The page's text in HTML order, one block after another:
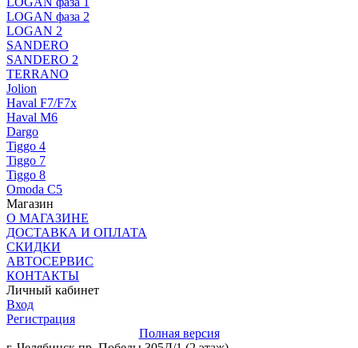
LOGAN фаза 2
LOGAN 2
SANDERO
SANDERO 2
TERRANO
Jolion
Haval F7/F7x
Haval M6
Dargo
Tiggo 4
Tiggo 7
Tiggo 8
Omoda C5
Магазин
О МАГАЗИНЕ
ДОСТАВКА И ОПЛАТА
СКИДКИ
АВТОСЕРВИС
КОНТАКТЫ
Личный кабинет
Вход
Регистрация
Полная версия